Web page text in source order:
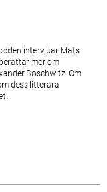
intervjuar Mats
mer om
Boschwitz. Om
dess litterära